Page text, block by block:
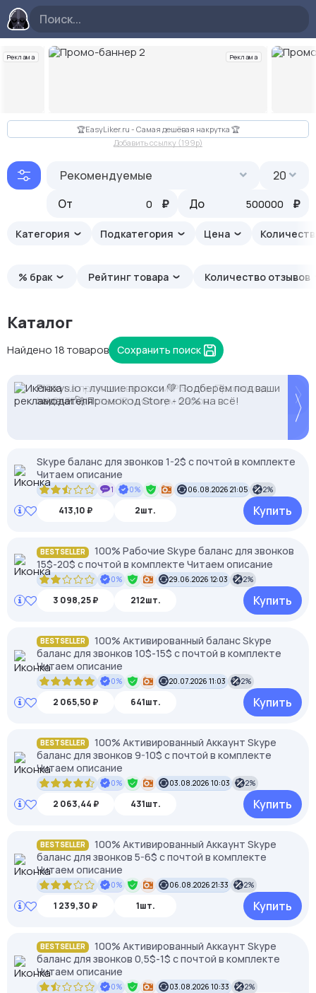
Реклама Реклама
Слайд 2 из 10
🏆EasyLiker.ru - Самая дешёвая накрутка 🏆
Добавить ссылку (199p)
Рекомендуемые
От
₽ До ₽
20
Категория Подкатегория Цена
% брак Рейтинг товара Количество отзывов
Каталог
Найдено 18 товаров Сохранить поиск
Proxys.io - лучшие прокси 💚 Подберём под ваши
задачи 🚀 Промокод Store - 20% на всё!
2328.io — прием крипто платежей
-35% на прокси с высоким IP Score. Промокод:
MASK35. Чистые IP, минимум банов.
Skype баланс для звонков 1-2$ с почтой в комплекте
Читаем описание
1 0% 06.08.2026 21:05 2%
413,10 ₽ 2шт. Купить
BESTSELLER
100% Рабочие Skype баланс для звонков
15$-20$ с почтой в комплекте Читаем описание
0% 29.06.2026 12:03 2%
3 098,25 ₽ 212шт. Купить
BESTSELLER
100% Активированный баланс Skype
баланс для звонков 10$-15$ с почтой в комплекте
Читаем описание
0% 20.07.2026 11:03 2%
2 065,50 ₽ 641шт. Купить
BESTSELLER
100% Активированный Аккаунт Skype
баланс для звонков 9-10$ с почтой в комплекте
Читаем описание
0% 03.08.2026 10:03 2%
2 063,44 ₽ 431шт. Купить
BESTSELLER
100% Активированный Аккаунт Skype
баланс для звонков 5-6$ с почтой в комплекте
Читаем описание
0% 06.08.2026 21:33 2%
1 239,30 ₽ 1шт. Купить
BESTSELLER
100% Активированный Аккаунт Skype
баланс для звонков 0,5$-1$ с почтой в комплекте
Читаем описание
0% 03.08.2026 10:33 2%